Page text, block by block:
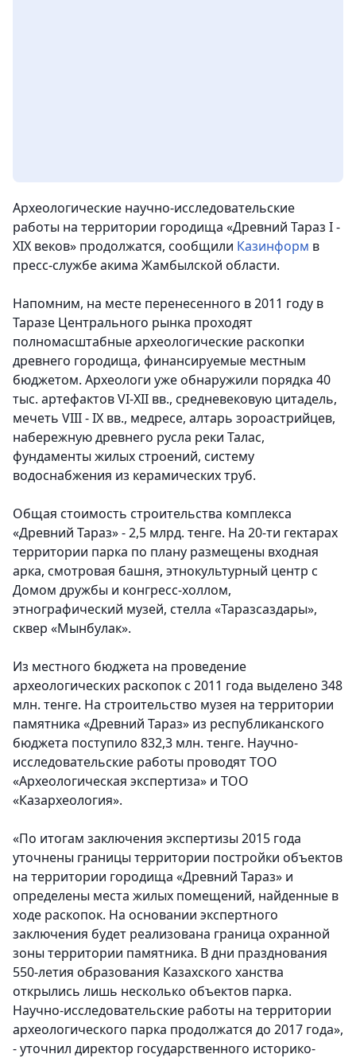
Археологические научно-исследовательские
работы на территории городища «Древний Тараз I -
XIX веков» продолжатся, сообщили Казинформ в
пресс-службе акима Жамбылской области.
Напомним, на месте перенесенного в 2011 году в
Таразе Центрального рынка проходят
полномасштабные археологические раскопки
древнего городища, финансируемые местным
бюджетом. Археологи уже обнаружили порядка 40
тыс. артефактов VI-XII вв., средневековую цитадель,
мечеть VIII - IX вв., медресе, алтарь зороастрийцев,
набережную древнего русла реки Талас,
фундаменты жилых строений, систему
водоснабжения из керамических труб.
Общая стоимость строительства комплекса
«Древний Тараз» - 2,5 млрд. тенге. На 20-ти гектарах
территории парка по плану размещены входная
арка, смотровая башня, этнокультурный центр с
Домом дружбы и конгресс-холлом,
этнографический музей, стелла «Таразсаздары»,
сквер «Мынбулак».
Из местного бюджета на проведение
археологических раскопок с 2011 года выделено 348
млн. тенге. На строительство музея на территории
памятника «Древний Тараз» из республиканского
бюджета поступило 832,3 млн. тенге. Научно-
исследовательские работы проводят ТОО
«Археологическая экспертиза» и ТОО
«Казархеология».
«По итогам заключения экспертизы 2015 года
уточнены границы территории постройки объектов
на территории городища «Древний Тараз» и
определены места жилых помещений, найденные в
ходе раскопок. На основании экспертного
заключения будет реализована граница охранной
зоны территории памятника. В дни празднования
550-летия образования Казахского ханства
открылись лишь несколько объектов парка.
Научно-исследовательские работы на территории
археологического парка продолжатся до 2017 года»,
- уточнил директор государственного историко-